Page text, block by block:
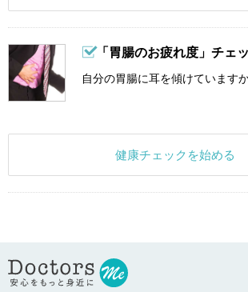
「胃腸のお疲れ度」チェ
自分の胃腸に耳を傾けています
健康チェックを始める